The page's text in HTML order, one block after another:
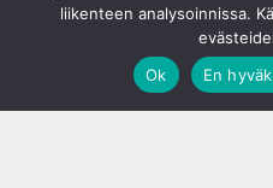
liikenteen analysoinnissa.
Ok
En